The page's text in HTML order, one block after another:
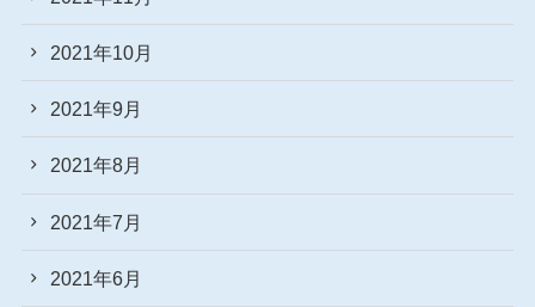
2021年10月
2021年9月
2021年8月
2021年7月
2021年6月